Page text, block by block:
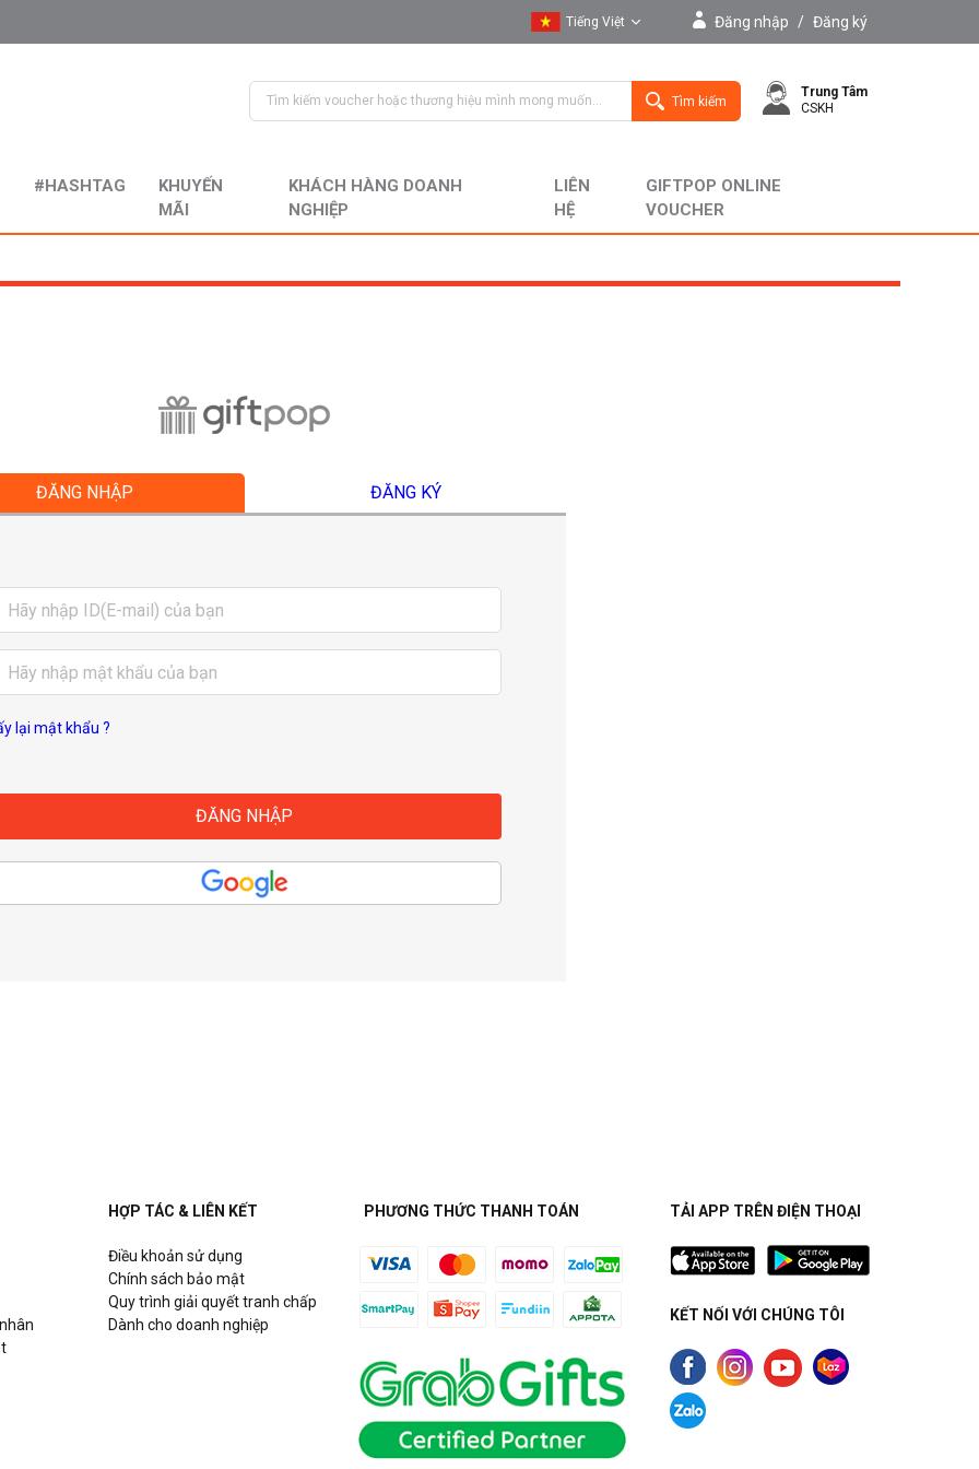
Tiếng Việt
English
Đăng nhập / Đăng ký
Tìm kiếm
Trung Tâm
CSKH
#HASHTAG
KHUYẾN
MÃI
KHÁCH HÀNG DOANH
NGHIỆP
LIÊN
HỆ
GIFTPOP ONLINE
VOUCHER
ĐĂNG NHẬP ĐĂNG KÝ
lại mật khẩu ?
HỢP TÁC & LIÊN KẾT
Điều khoản sử dụng
Chính sách bảo mật
Quy trình giải quyết tranh chấp
Dành cho doanh nghiệp
PHƯƠNG THỨC THANH TOÁN TẢI APP TRÊN ĐIỆN THOẠI
KẾT NỐI VỚI CHÚNG TÔI